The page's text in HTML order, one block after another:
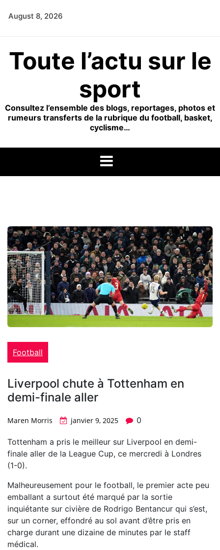
August 8, 2026
Toute l’actu sur le
sport
Consultez l’ensemble des blogs, reportages, photos et
rumeurs transferts de la rubrique du football, basket,
cyclisme…
Football
Liverpool chute à Tottenham en
demi-finale aller
Maren Morris janvier 9, 2025 0
Tottenham a pris le meilleur sur Liverpool en demi-
finale aller de la League Cup, ce mercredi à Londres
(1-0).
Malheureusement pour le football, le premier acte peu
emballant a surtout été marqué par la sortie
inquiétante sur civière de Rodrigo Bentancur qui s’est,
sur un corner, effondré au sol avant d’être pris en
charge durant une dizaine de minutes par le staff
médical.